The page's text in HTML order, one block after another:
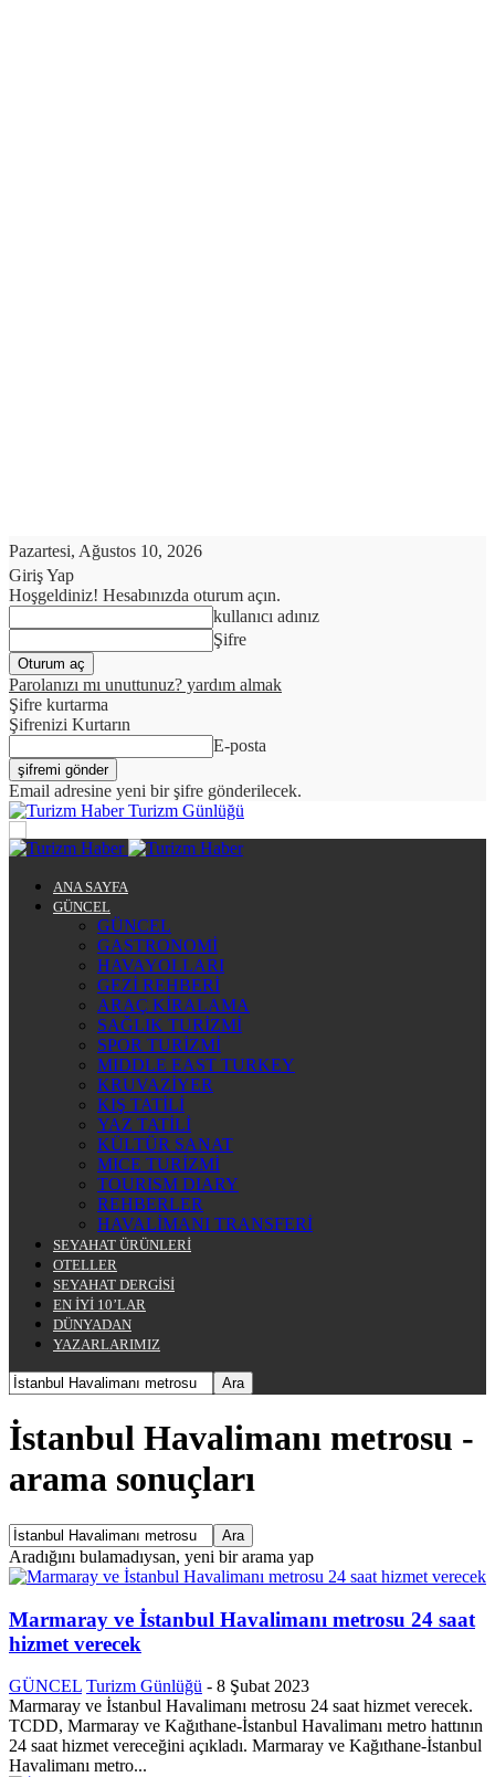
Pazartesi, Ağustos 10, 2026
Giriş Yap
Hoşgeldiniz! Hesabınızda oturum açın.
kullanıcı adınız
Şifre
Parolanızı mı unuttunuz? yardım almak
Şifre kurtarma
Şifrenizi Kurtarın
E-posta
Email adresine yeni bir şifre gönderilecek.
Turizm Günlüğü
ANA SAYFA
GÜNCEL
GÜNCEL
GASTRONOMİ
HAVAYOLLARI
GEZİ REHBERİ
ARAÇ KİRALAMA
SAĞLIK TURİZMİ
SPOR TURİZMİ
MIDDLE EAST TURKEY
KRUVAZİYER
KIŞ TATİLİ
YAZ TATİLİ
KÜLTÜR SANAT
MICE TURİZMİ
TOURISM DIARY
REHBERLER
HAVALİMANI TRANSFERİ
SEYAHAT ÜRÜNLERİ
OTELLER
SEYAHAT DERGİSİ
EN İYİ 10’LAR
DÜNYADAN
YAZARLARIMIZ
İstanbul Havalimanı metrosu -
arama sonuçları
Aradığını bulamadıysan, yeni bir arama yap
Marmaray ve İstanbul Havalimanı metrosu 24 saat
hizmet verecek
GÜNCEL Turizm Günlüğü - 8 Şubat 2023
Marmaray ve İstanbul Havalimanı metrosu 24 saat hizmet verecek.
TCDD, Marmaray ve Kağıthane-İstanbul Havalimanı metro hattının
24 saat hizmet vereceğini açıkladı. Marmaray ve Kağıthane-İstanbul
Havalimanı metro...